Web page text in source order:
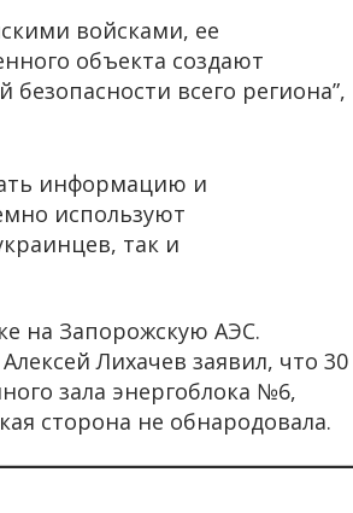
войсками, ее
объекта создают
всего региона”,
информацию и
используют
так и
на Запорожскую АЭС.
Лихачев заявил, что 30
зала энергоблока №6,
сторона не обнародовала.